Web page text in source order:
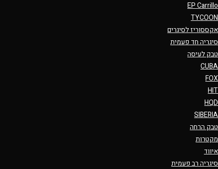
EP Carrillo
TYCOON
אקססוריז לסיגרים
סיגריה חד פעמית
טבק לעיסה
CUBA
FOX
HIT
HQD
SIBERIA
טבק הרחה
מקטרות
איווד
סיגריה רב פעמית